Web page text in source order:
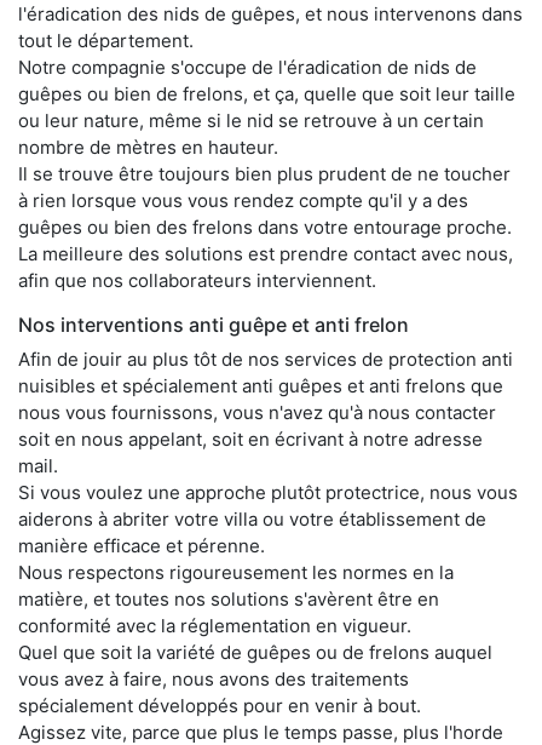
l'éradication des nids de guêpes, et nous intervenons dans
tout le département.
Notre compagnie s'occupe de l'éradication de nids de
guêpes ou bien de frelons, et ça, quelle que soit leur taille
ou leur nature, même si le nid se retrouve à un certain
nombre de mètres en hauteur.
Il se trouve être toujours bien plus prudent de ne toucher
à rien lorsque vous vous rendez compte qu'il y a des
guêpes ou bien des frelons dans votre entourage proche.
La meilleure des solutions est prendre contact avec nous,
afin que nos collaborateurs interviennent.
Nos interventions anti guêpe et anti frelon
Afin de jouir au plus tôt de nos services de protection anti
nuisibles et spécialement anti guêpes et anti frelons que
nous vous fournissons, vous n'avez qu'à nous contacter
soit en nous appelant, soit en écrivant à notre adresse
mail.
Si vous voulez une approche plutôt protectrice, nous vous
aiderons à abriter votre villa ou votre établissement de
manière efficace et pérenne.
Nous respectons rigoureusement les normes en la
matière, et toutes nos solutions s'avèrent être en
conformité avec la réglementation en vigueur.
Quel que soit la variété de guêpes ou de frelons auquel
vous avez à faire, nous avons des traitements
spécialement développés pour en venir à bout.
Agissez vite, parce que plus le temps passe, plus l'horde